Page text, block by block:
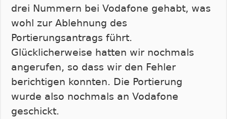
drei Nummern bei Vodafone gehabt, was
wohl zur Ablehnung des
Portierungsantrags führt.
Glücklicherweise hatten wir nochmals
angerufen, so dass wir den Fehler
berichtigen konnten. Die Portierung
wurde also nochmals an Vodafone
geschickt.